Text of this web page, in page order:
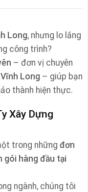
Long, nhưng lo lắng
công trình?
– đơn vị chuyên
Long – giúp bạn
thành hiện thực.
Xây Dựng
trong những đơn
gói hàng đầu tại
ngành, chúng tôi